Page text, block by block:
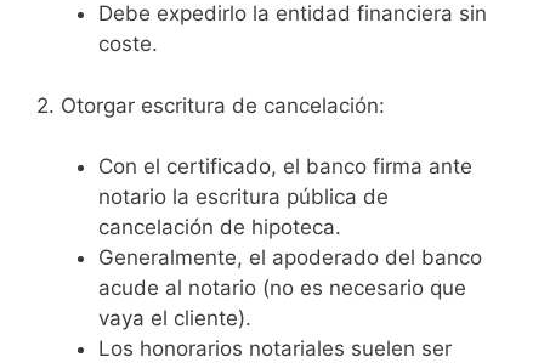
Debe expedirlo la entidad financiera sin
coste.
2. Otorgar escritura de cancelación:
Con el certificado, el banco firma ante
notario la escritura pública de
cancelación de hipoteca.
Generalmente, el apoderado del banco
acude al notario (no es necesario que
vaya el cliente).
Los honorarios notariales suelen ser